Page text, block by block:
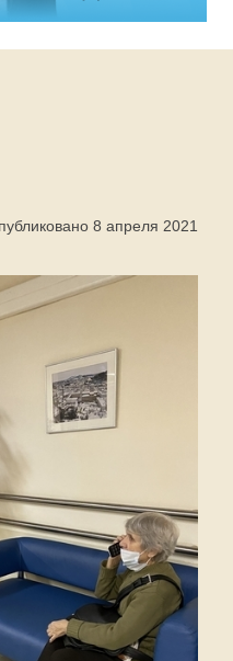
8 апреля 2021